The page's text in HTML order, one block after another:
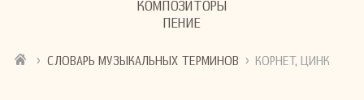
КОМПОЗИТОРЫ
ПЕНИЕ
› СЛОВАРЬ МУЗЫКАЛЬНЫХ ТЕРМИНОВ › КОРНЕТ, ЦИНК